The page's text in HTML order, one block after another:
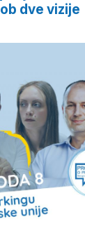
dve vizije